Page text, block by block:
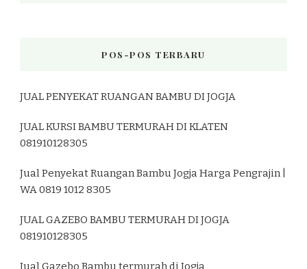
POS-POS TERBARU
JUAL PENYEKAT RUANGAN BAMBU DI JOGJA
JUAL KURSI BAMBU TERMURAH DI KLATEN
081910128305
Jual Penyekat Ruangan Bambu Jogja Harga Pengrajin |
WA 0819 1012 8305
JUAL GAZEBO BAMBU TERMURAH DI JOGJA
081910128305
Jual Gazebo Bambu termurah di Jogja